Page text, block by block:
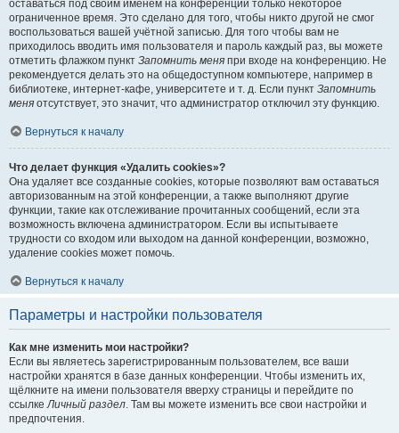
оставаться под своим именем на конференции только некоторое
ограниченное время. Это сделано для того, чтобы никто другой не смог
воспользоваться вашей учётной записью. Для того чтобы вам не
приходилось вводить имя пользователя и пароль каждый раз, вы можете
отметить флажком пункт Запомнить меня при входе на конференцию. Не
рекомендуется делать это на общедоступном компьютере, например в
библиотеке, интернет-кафе, университете и т. д. Если пункт Запомнить
меня отсутствует, это значит, что администратор отключил эту функцию.
Вернуться к началу
Что делает функция «Удалить cookies»?
Она удаляет все созданные cookies, которые позволяют вам оставаться
авторизованным на этой конференции, а также выполняют другие
функции, такие как отслеживание прочитанных сообщений, если эта
возможность включена администратором. Если вы испытываете
трудности со входом или выходом на данной конференции, возможно,
удаление cookies может помочь.
Вернуться к началу
Параметры и настройки пользователя
Как мне изменить мои настройки?
Если вы являетесь зарегистрированным пользователем, все ваши
настройки хранятся в базе данных конференции. Чтобы изменить их,
щёлкните на имени пользователя вверху страницы и перейдите по
ссылкеЛичный раздел. Там вы можете изменить все свои настройки и
предпочтения.